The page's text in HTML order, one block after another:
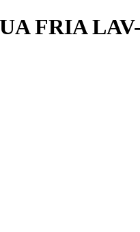
FRIA